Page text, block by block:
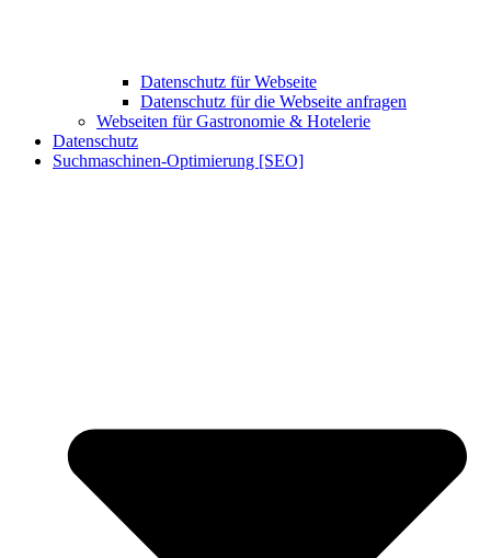
Datenschutz für Webseite
Datenschutz für die Webseite anfragen
Webseiten für Gastronomie & Hotelerie
Datenschutz
Suchmaschinen-Optimierung [SEO]